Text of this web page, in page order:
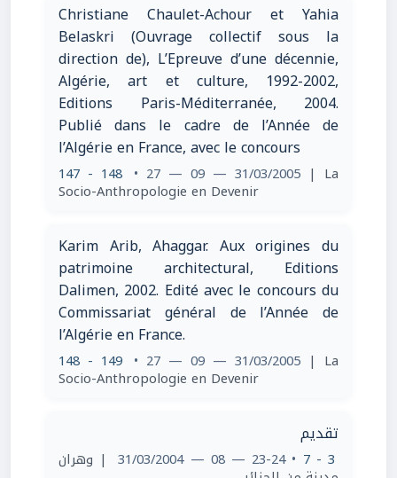
Christiane Chaulet-Achour et Yahia
Belaskri (Ouvrage collectif sous la
direction de), L’Epreuve d’une décennie,
Algérie, art et culture, 1992-2002,
Editions Paris-Méditerranée, 2004.
Publié dans le cadre de l’Année de
l’Algérie en France, avec le concours
147 - 148 • 27 — 09 — 31/03/2005 | La
Socio-Anthropologie en Devenir
Karim Arib, Ahaggar. Aux origines du
patrimoine architectural, Editions
Dalimen, 2002. Edité avec le concours du
Commissariat général de l’Année de
l’Algérie en France.
148 - 149 • 27 — 09 — 31/03/2005 | La
Socio-Anthropologie en Devenir
تقديم
3 - 7
• 23-24 — 08 — 31/03/2004 | وهران